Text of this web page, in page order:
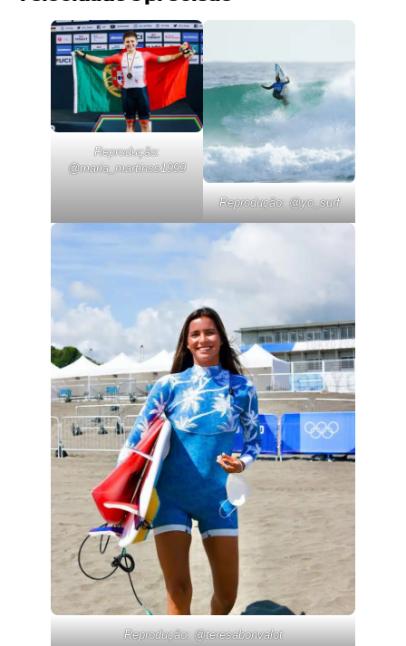
Reprodução:
@maria_martinss1999
Reprodução: @yo_surf
Reprodução: @teresabonvalot